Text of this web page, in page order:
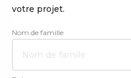
votre projet.
Nom de famille